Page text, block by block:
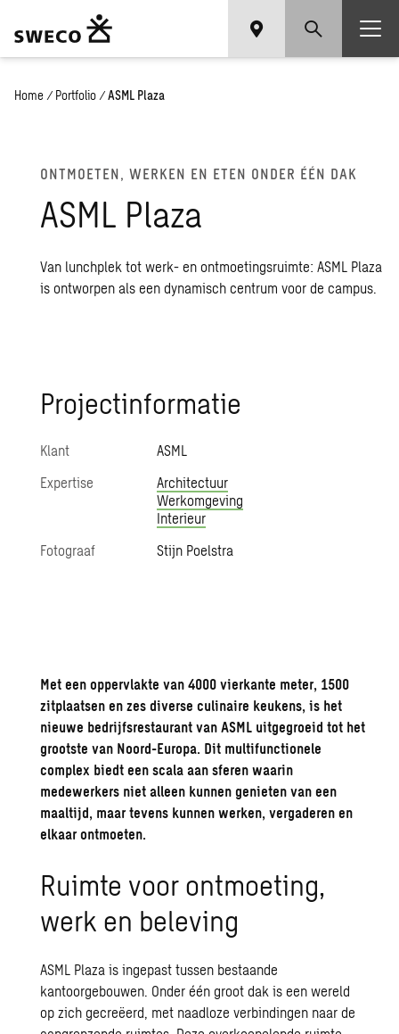
Home / Portfolio / ASML Plaza
ONT­MOE­TEN, WER­KEN EN ETEN ONDER ÉÉN DAK
ASML Plaza
Van lunchplek tot werk- en ontmoetingsruimte: ASML Plaza
is ontworpen als een dynamisch centrum voor de campus.
Pro­ject­in­for­ma­tie
Klant
ASML
Expertise
Architectuur
Werkomgeving
Interieur
Fotograaf
Stijn Poelstra
Met een oppervlakte van 4000 vierkante meter, 1500
zitplaatsen en zes diverse culinaire keukens, is het
nieuwe bedrijfsrestaurant van ASML uitgegroeid tot het
grootste van Noord-Europa. Dit multifunctionele
complex biedt een scala aan sferen waarin
medewerkers niet alleen kunnen genieten van een
maaltijd, maar tevens kunnen werken, vergaderen en
elkaar ontmoeten.
Ruimte voor ontmoeting,
werk en beleving
ASML Plaza is ingepast tussen bestaande
kantoorgebouwen. Onder één groot dak is een wereld
op zich gecreëerd, met naadloze verbindingen naar de